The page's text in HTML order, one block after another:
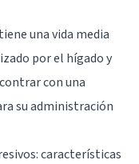
una vida media
por el hígado y
con una
su administración
características